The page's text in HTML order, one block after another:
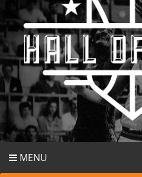
MENU